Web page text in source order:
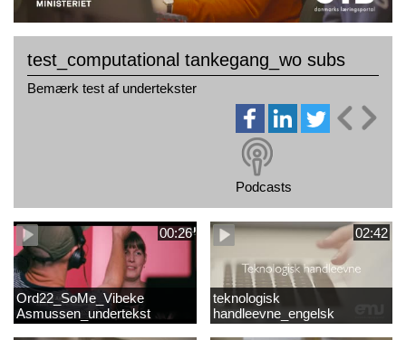
test_computational tankegang_wo subs
Bemærk test af undertekster
Podcasts
00:26
Ord22_SoMe_Vibeke
Asmussen_undertekst
02:42
teknologisk
handleevne_engelsk